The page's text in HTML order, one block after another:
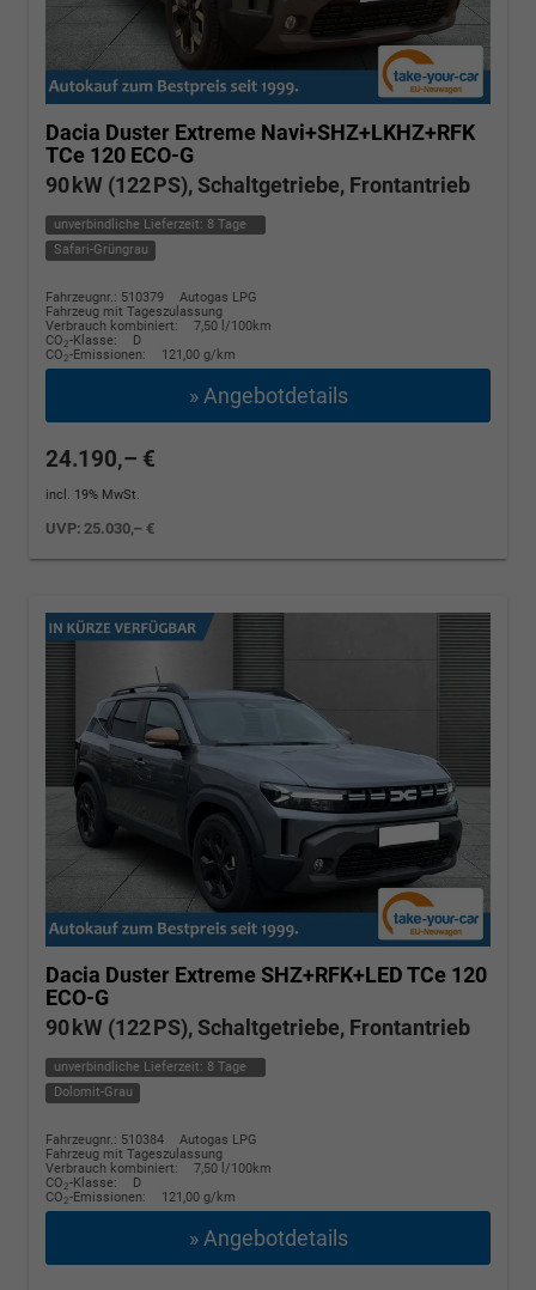
Dacia Duster Extreme Navi+SHZ+LKHZ+RFK
TCe 120 ECO-G
90 kW (122 PS), Schaltgetriebe, Frontantrieb
unverbindliche Lieferzeit: 8 Tage
Safari-Grüngrau
Fahrzeugnr.: 510379
Autogas LPG
Fahrzeug mit Tageszulassung
Verbrauch kombiniert:
7,50 l/100km
CO2-Klasse:
D
CO2-Emissionen: 121,00 g/km
» Angebotdetails
24.190,– €
incl. 19% MwSt.
UVP:25.030,– €
Dacia Duster Extreme SHZ+RFK+LED TCe 120
ECO-G
90 kW (122 PS), Schaltgetriebe, Frontantrieb
unverbindliche Lieferzeit: 8 Tage
Dolomit-Grau
Fahrzeugnr.: 510384
Autogas LPG
Fahrzeug mit Tageszulassung
Verbrauch kombiniert:
7,50 l/100km
CO2-Klasse:
D
CO2-Emissionen: 121,00 g/km
» Angebotdetails